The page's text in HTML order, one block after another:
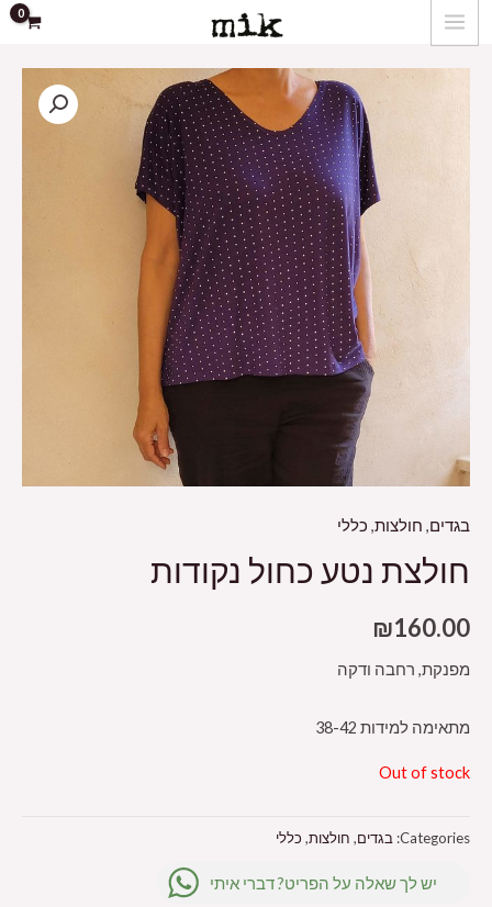
דילוג
לתוכן
MAIN
בגדים, חולצות, כללי
חולצת נטע כחול נקודות
₪160.00
מפנקת, רחבה ודקה
מתאימה למידות 38-42
Out of stock
Categories: בגדים, חולצות, כללי
יש לך שאלה על הפריט? דברי איתי